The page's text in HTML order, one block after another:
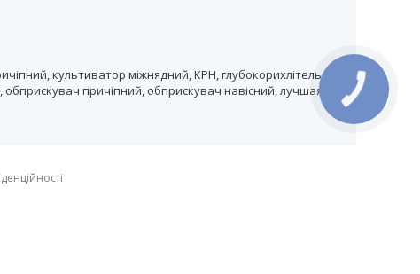
культиватор міжнядний, КРН, глубокорихлітель,
причіпний, обприскувач навісний, лучшая
КНОПКА
ЗВ'ЯЗКУ